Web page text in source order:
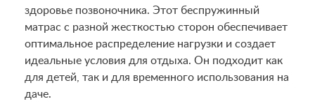
здоровье позвоночника. Этот беспружинный
матрас с разной жесткостью сторон обеспечивает
оптимальное распределение нагрузки и создает
идеальные условия для отдыха. Он подходит как
для детей, так и для временного использования на
даче.